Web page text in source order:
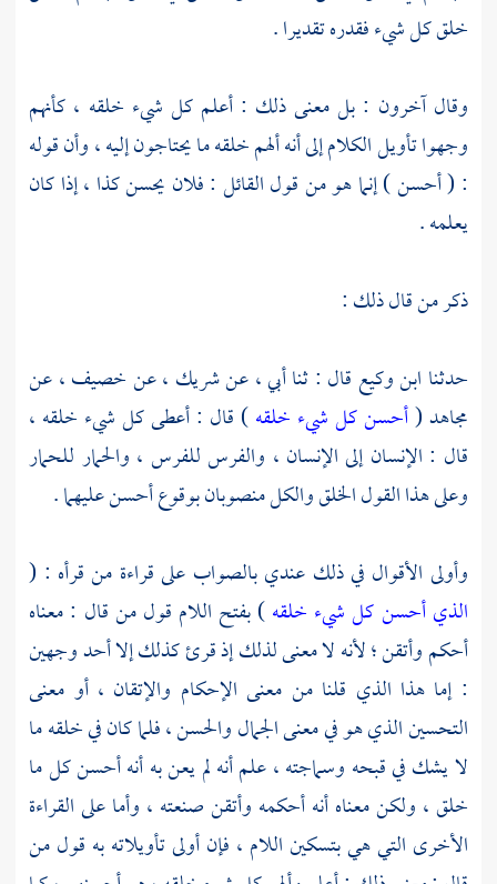
خلق كل شيء فقدره تقديرا .
وقال آخرون : بل معنى ذلك : أعلم كل شيء خلقه ، كأنهم
وجهوا تأويل الكلام إلى أنه ألهم خلقه ما يحتاجون إليه ، وأن قوله
: ( أحسن ) إنما هو من قول القائل : فلان يحسن كذا ، إذا كان
يعلمه .
ذكر من قال ذلك :
حدثنا ابن وكيع قال : ثنا أبي ، عنشريك ،عنخصيف ،عن
مجاهد(أحسن كل شيء خلقه) قال : أعطى كل شيء خلقه ،
قال : الإنسان إلى الإنسان ، والفرس للفرس ، والحمار للحمار
وعلى هذا القول الخلق والكل منصوبان بوقوع أحسن عليهما .
وأولى الأقوال في ذلك عندي بالصواب على قراءة من قرأه : (
الذي أحسن كل شيء خلقه) بفتح اللام قول من قال : معناه
أحكم وأتقن ؛ لأنه لا معنى لذلك إذ قرئ كذلك إلا أحد وجهين
: إما هذا الذي قلنا من معنى الإحكام والإتقان ، أو معنى
التحسين الذي هو في معنى الجمال والحسن ، فلما كان في خلقه ما
لا يشك في قبحه وسماجته ، علم أنه لم يعن به أنه أحسن كل ما
خلق ، ولكن معناه أنه أحكمه وأتقن صنعته ، وأما على القراءة
الأخرى التي هي بتسكين اللام ، فإن أولى تأويلاته به قول من